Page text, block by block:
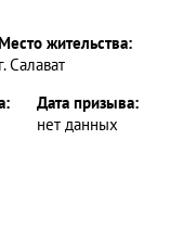
жительства:
г. Салават
Дата призыва:
нет данных